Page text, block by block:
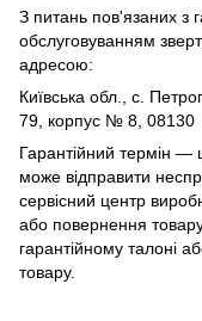
З питань пов'язаних з
обслуговуванням
адресою:
Київська обл., с.
79, корпус № 8, 08130
Гарантійний термін —
може відправити
сервісний центр
або повернення
гарантійному талоні
товару.